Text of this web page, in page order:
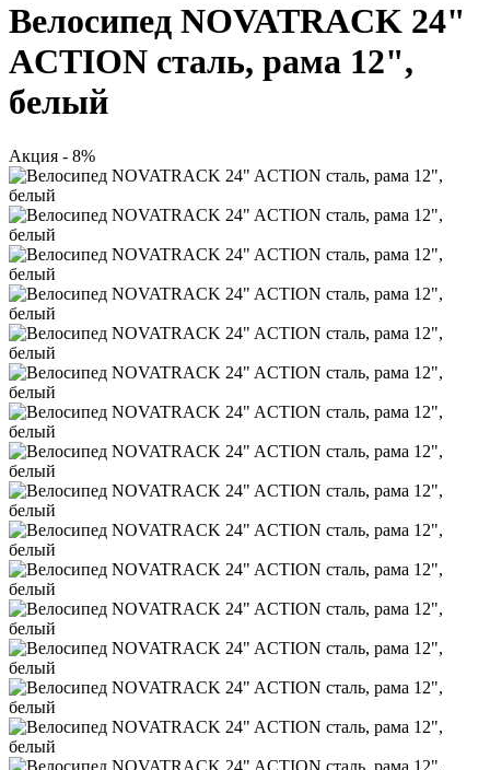
Велосипед NOVATRACK 24"
ACTION сталь, рама 12",
белый
Акция - 8%